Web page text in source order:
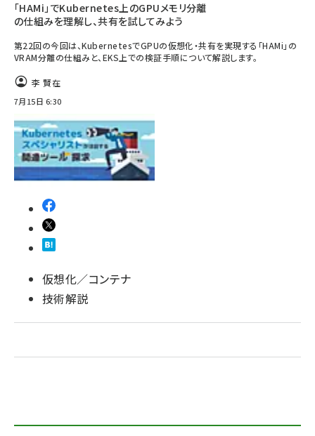
「HAMi」でKubernetes上のGPUメモリ分離
の仕組みを理解し、共有を試してみよう
第22回の今回は、KubernetesでGPUの仮想化・共有を実現する「HAMi」の
VRAM分離の仕組みと、EKS上での検証手順について解説します。
李 賢在
7月15日 6:30
仮想化／コンテナ
技術解説